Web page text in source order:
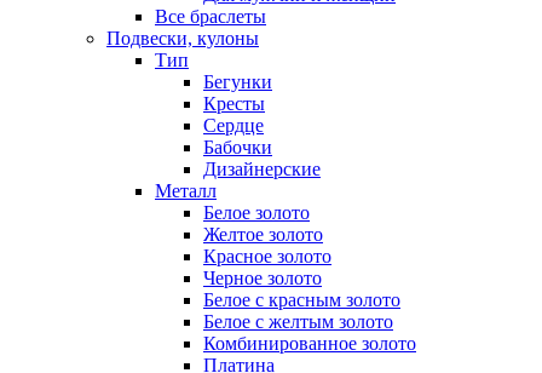
Все браслеты
Подвески, кулоны
Тип
Бегунки
Кресты
Сердце
Бабочки
Дизайнерские
Металл
Белое золото
Желтое золото
Красное золото
Черное золото
Белое с красным золото
Белое с желтым золото
Комбинированное золото
Платина